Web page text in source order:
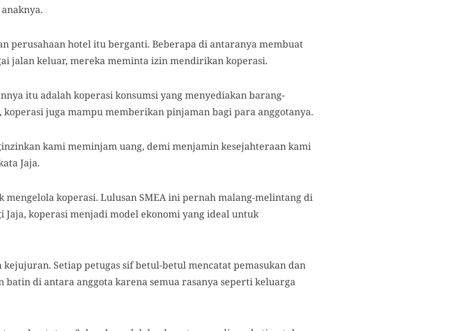
perusahaan hotel itu berganti. Beberapa di antaranya membuat
jalan keluar, mereka meminta izin mendirikan koperasi.
itu adalah koperasi konsumsi yang menyediakan barang-
juga mampu memberikan pinjaman bagi para anggotanya.
kami meminjam uang, demi menjamin kesejahteraan kami
Jaja.
koperasi. Lulusan SMEA ini pernah malang-melintang di
Jaja, koperasi menjadi model ekonomi yang ideal untuk
Setiap petugas sif betul-betul mencatat pemasukan dan
batin di antara anggota karena semua rasanya seperti keluarga